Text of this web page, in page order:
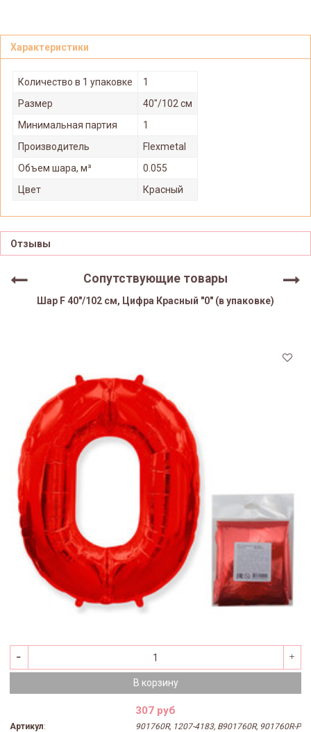
Характеристики
Количество в 1 упаковке
1
Размер
40"/102 см
Минимальная партия
1
Производитель
Flexmetal
Объем шара, м³
0.055
Цвет
Красный
Отзывы
Сопутствующие товары
Шар F 40"/102 см, Цифра Красный "0" (в упаковке)
В корзину
307 руб
Артикул:
901760R, 1207-4183, B901760R, 901760R-P